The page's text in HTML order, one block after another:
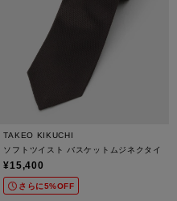
TAKEO KIKUCHI
ソフトツイスト バスケットムジネクタイ
¥15,400
さらに5%OFF